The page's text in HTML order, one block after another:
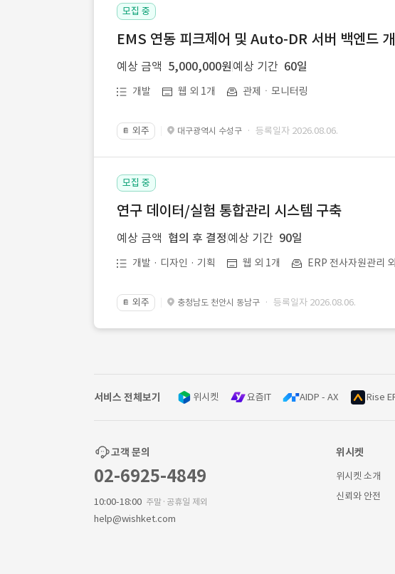
모집 중
EMS 연동 피크제어 및 Auto-DR 서버 백엔드
예상 금액 5,000,000원 예상 기간 60일
개발 웹 외 1개 관제ㆍ모니터링
📔 외주 대구광역시 수성구 · 등록일자 2026.08.06.
모집 중
연구 데이터/실험 통합관리 시스템 구축
예상 금액 협의 후 결정 예상 기간 90일
개발 · 디자인 · 기획 웹 외 1개 ERP 전사자원관리
📔 외주 충청남도 천안시 동남구 · 등록일자 2026.08.06.
서비스 전체보기 위시켓 요즘IT AIDP - AX Rise
고객 문의
02-6925-4849
10:00-18:00 주말·공휴일 제외
help@wishket.com
위시켓
위시켓 소개
신뢰와 안전